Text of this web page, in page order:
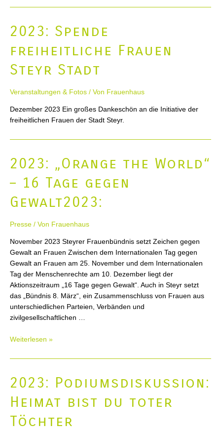
2023: Spende
freiheitliche Frauen
Steyr Stadt
Veranstaltungen & Fotos / Von Frauenhaus
Dezember 2023 Ein großes Dankeschön an die Initiative der
freiheitlichen Frauen der Stadt Steyr.
2023: „Orange the World“
– 16 Tage gegen
Gewalt2023:
Presse / Von Frauenhaus
November 2023 Steyrer Frauenbündnis setzt Zeichen gegen
Gewalt an Frauen Zwischen dem Internationalen Tag gegen
Gewalt an Frauen am 25. November und dem Internationalen
Tag der Menschenrechte am 10. Dezember liegt der
Aktionszeitraum „16 Tage gegen Gewalt“. Auch in Steyr setzt
das „Bündnis 8. März“, ein Zusammenschluss von Frauen aus
unterschiedlichen Parteien, Verbänden und
zivilgesellschaftlichen …
2023:
the
–
Tage
gegen
Gewalt2023:
Weiterlesen »
2023: Podiumsdiskussion:
Heimat bist du toter
Töchter